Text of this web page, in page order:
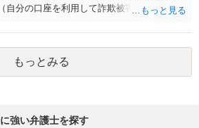
自分の口座を利用して詐欺被害等に遭った
が大きい場合には実態解明のため管財事件
あるのではないかという問題 (3)仮に債権者
っても口座売買に起因する損害賠償請求権
ではないかとという問題（口座売買は犯罪
むしろ自己破産を申し立てるという「責任
もっとみる
強い弁護士を探す